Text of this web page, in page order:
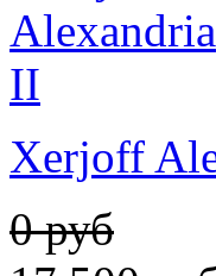
Xerjoff
0 руб